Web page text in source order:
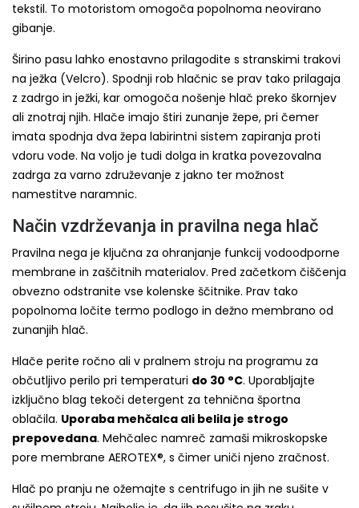
tekstil. To motoristom omogoča popolnoma neovirano
gibanje.
Širino pasu lahko enostavno prilagodite s stranskimi trakovi
na ježka (Velcro). Spodnji rob hlačnic se prav tako prilagaja
z zadrgo in ježki, kar omogoča nošenje hlač preko škornjev
ali znotraj njih. Hlače imajo štiri zunanje žepe, pri čemer
imata spodnja dva žepa labirintni sistem zapiranja proti
vdoru vode. Na voljo je tudi dolga in kratka povezovalna
zadrga za varno združevanje z jakno ter možnost
namestitve naramnic.
Način vzdrževanja in pravilna nega hlač
Pravilna nega je ključna za ohranjanje funkcij vodoodporne
membrane in zaščitnih materialov. Pred začetkom čiščenja
obvezno odstranite vse kolenske ščitnike. Prav tako
popolnoma ločite termo podlogo in dežno membrano od
zunanjih hlač.
Hlače perite ročno ali v pralnem stroju na programu za
občutljivo perilo pri temperaturi do 30 °C. Uporabljajte
izključno blag tekoči detergent za tehnična športna
oblačila. Uporaba mehčalca ali belila je strogo
prepovedana. Mehčalec namreč zamaši mikroskopske
pore membrane AEROTEX®, s čimer uniči njeno zračnost.
Hlač po pranju ne ožemajte s centrifugo in jih ne sušite v